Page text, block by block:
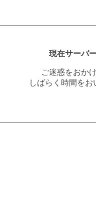
現在サーバ
ご迷惑をおか
しばらく時間を